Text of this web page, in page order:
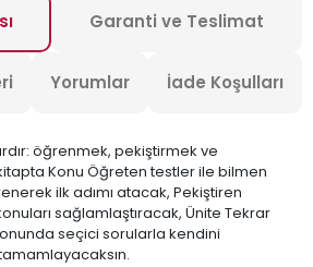
Garanti ve Teslimat
Yorumlar İade Koşulları
öğrenmek, pekiştirmek ve
Konu Öğreten testler ile bilmen
ilk adımı atacak, Pekiştiren
sağlamlaştıracak, Ünite Tekrar
seçici sorularla kendini